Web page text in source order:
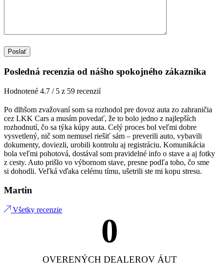
Posledná recenzia od nášho spokojného zákaznika
Hodnotené 4.7 / 5 z 59 recenzií
Po dlhšom zvažovaní som sa rozhodol pre dovoz auta zo zahraničia
cez LKK Cars a musím povedať, že to bolo jedno z najlepších
rozhodnutí, čo sa týka kúpy auta. Celý proces bol veľmi dobre
vysvetlený, nič som nemusel riešiť sám – preverili auto, vybavili
dokumenty, doviezli, urobili kontrolu aj registráciu. Komunikácia
bola veľmi pohotová, dostával som pravidelné info o stave a aj fotky
z cesty. Auto prišlo vo výbornom stave, presne podľa toho, čo sme
si dohodli. Veľká vďaka celému tímu, ušetrili ste mi kopu stresu.
Martin
Všetky recenzie
OVERENÝCH DEALEROV ÁUT
0